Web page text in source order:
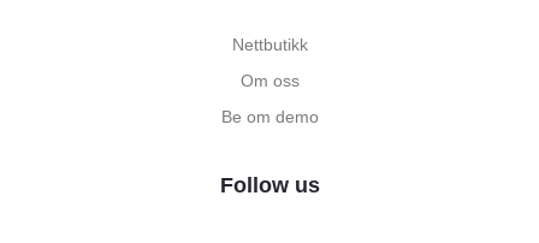
Nettbutikk
Om oss
Be om demo
Follow us